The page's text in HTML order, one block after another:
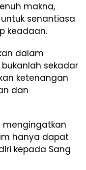
makna,
senantiasa
keadaan.
dalam
sekadar
ketenangan
dan
mengingatkan
hanya dapat
kepada Sang